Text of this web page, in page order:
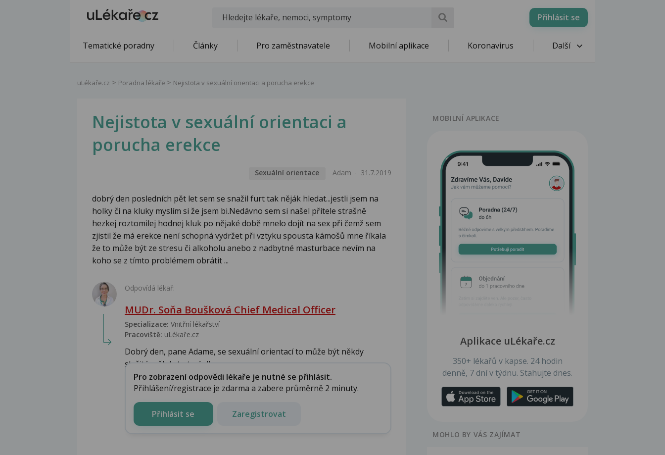
Přihlásit se
Tematické poradny Články Pro zaměstnavatele Mobilní aplikace Koronavirus Další
uLékaře.cz Poradna lékaře Nejistota v sexuální orientaci a porucha erekce
Nejistota v sexuální orientaci a
porucha erekce
Sexuální orientace Adam 31.7.2019
dobrý den posledních pět let sem se snažil furt tak něják hledat...jestli jsem na
holky či na kluky myslím si že jsem bi.Nedávno sem si našel přítele strašně
hezkej roztomilej hodnej kluk po nějaké době mnelo dojít na sex při čemž sem
zjistil že má erekce není schopná vydržet při vztyku spousta kámošů mne říkala
že to může být ze stresu či alkoholu anebo z nadbytné masturbace nevím na
koho se z tímto problémem obrátit ...
Odpovídá lékař:
MUDr. Soňa Boušková Chief Medical Officer
Specializace: Vnitřní lékařství
Pracoviště: uLékaře.cz
Dobrý den, pane Adame, se sexuální orientací to může být někdy
složité, někdy to trvá dl...
Pro zobrazení odpovědi lékaře je nutné se přihlásit.
Přihlášení/registrace je zdarma a zabere průměrně 2 minuty.
Přihlásit se Zaregistrovat
MOBILNÍ APLIKACE
Aplikace uLékaře.cz
350+ lékařů v kapse. 24 hodin
denně, 7 dní v týdnu. Stahujte dnes.
MOHLO BY VÁS ZAJÍMAT